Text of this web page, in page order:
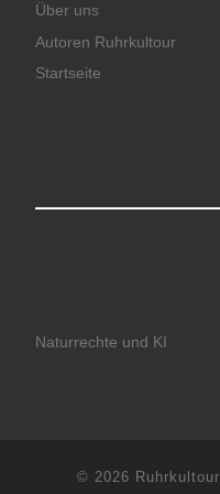
Über uns
Autoren Ruhrkultour
Startseite
Naturrechte und KI
© 2026 Ruhrkultour